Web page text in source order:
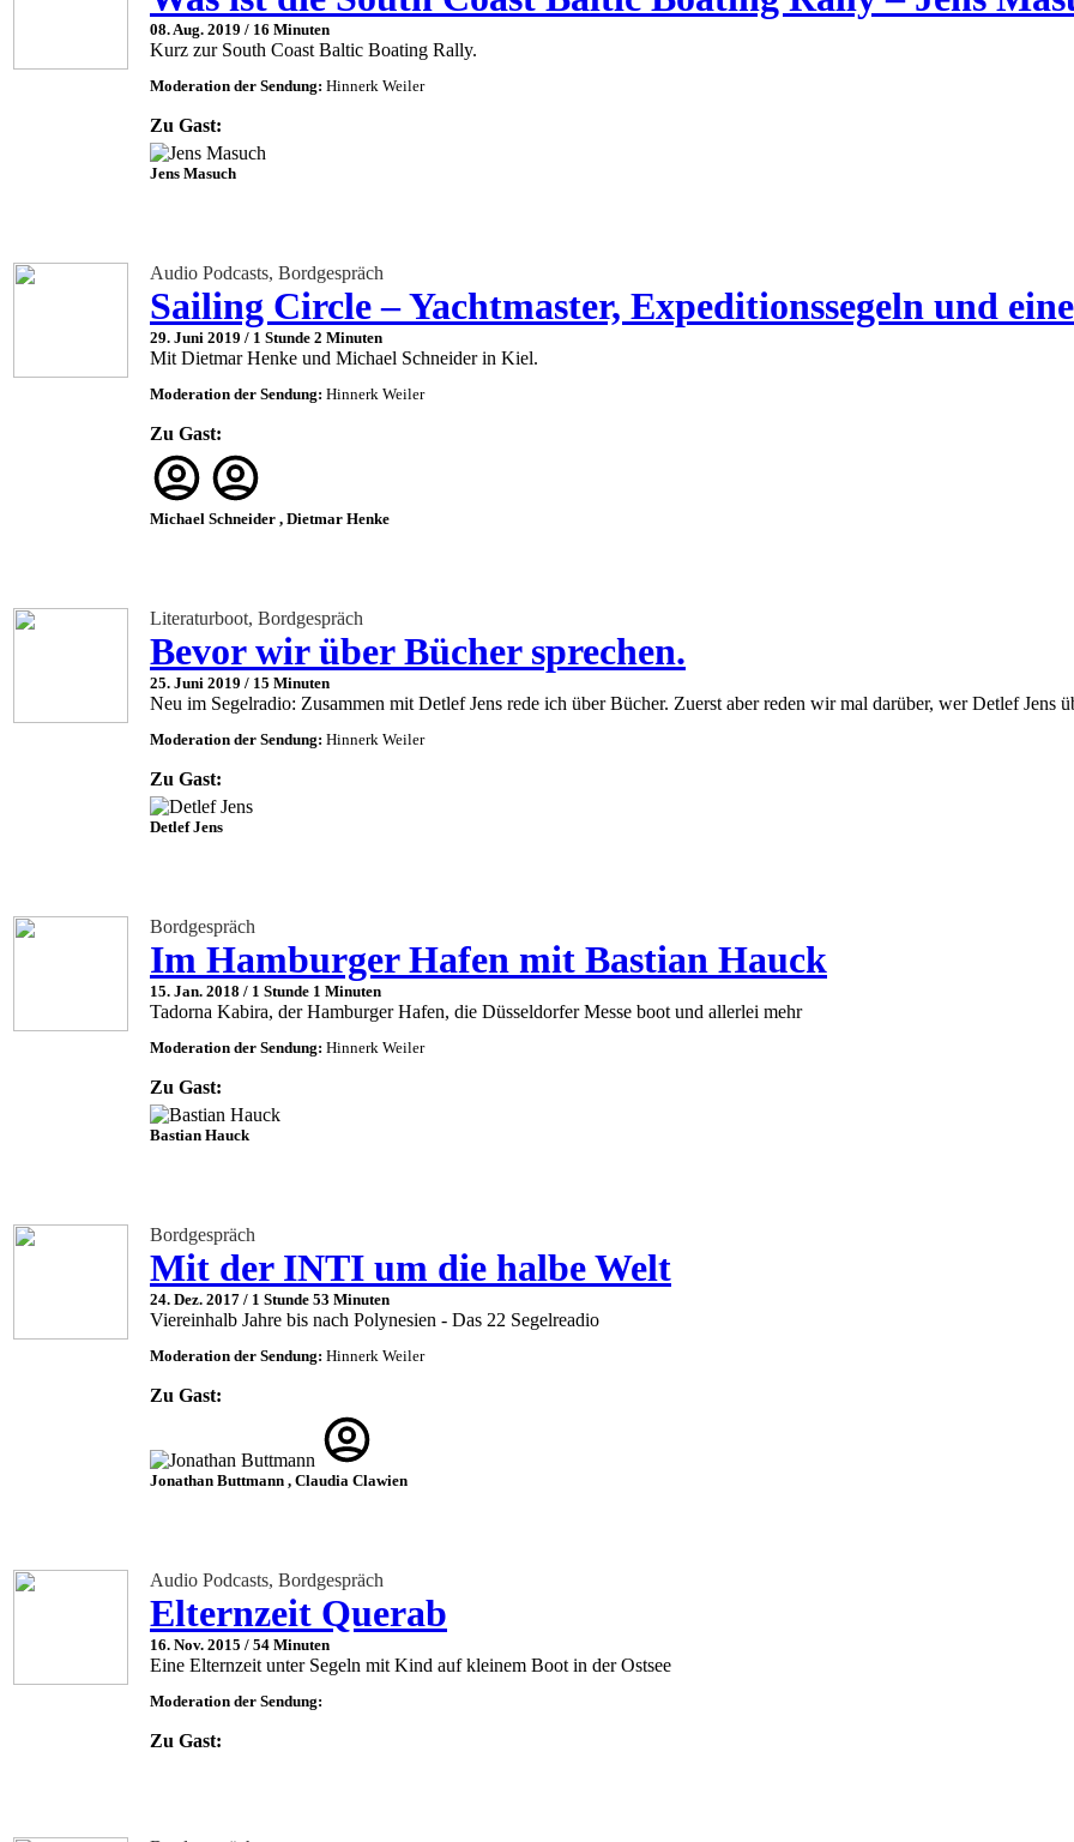
08. Aug. 2019 / 16 Minuten
Kurz zur South Coast Baltic Boating Rally.
Moderation der Sendung: Hinnerk Weiler
Zu Gast:
Jens Masuch
Audio Podcasts, Bordgespräch
Sailing Circle – Yachtmaster, Expeditionssegeln und
29. Juni 2019 / 1 Stunde 2 Minuten
Mit Dietmar Henke und Michael Schneider in Kiel.
Moderation der Sendung: Hinnerk Weiler
Zu Gast:
Michael Schneider , Dietmar Henke
Literaturboot, Bordgespräch
Bevor wir über Bücher sprechen.
25. Juni 2019 / 15 Minuten
Neu im Segelradio: Zusammen mit Detlef Jens rede ich über Bücher. Zuerst aber reden wir mal darüber, wer Detlef Jens
Moderation der Sendung: Hinnerk Weiler
Zu Gast:
Detlef Jens
Bordgespräch
Im Hamburger Hafen mit Bastian Hauck
15. Jan. 2018 / 1 Stunde 1 Minuten
Tadorna Kabira, der Hamburger Hafen, die Düsseldorfer Messe boot und allerlei mehr
Moderation der Sendung: Hinnerk Weiler
Zu Gast:
Bastian Hauck
Bordgespräch
Mit der INTI um die halbe Welt
24. Dez. 2017 / 1 Stunde 53 Minuten
Viereinhalb Jahre bis nach Polynesien - Das 22 Segelreadio
Moderation der Sendung: Hinnerk Weiler
Zu Gast:
Jonathan Buttmann , Claudia Clawien
Audio Podcasts, Bordgespräch
Elternzeit Querab
16. Nov. 2015 / 54 Minuten
Eine Elternzeit unter Segeln mit Kind auf kleinem Boot in der Ostsee
Moderation der Sendung:
Zu Gast: